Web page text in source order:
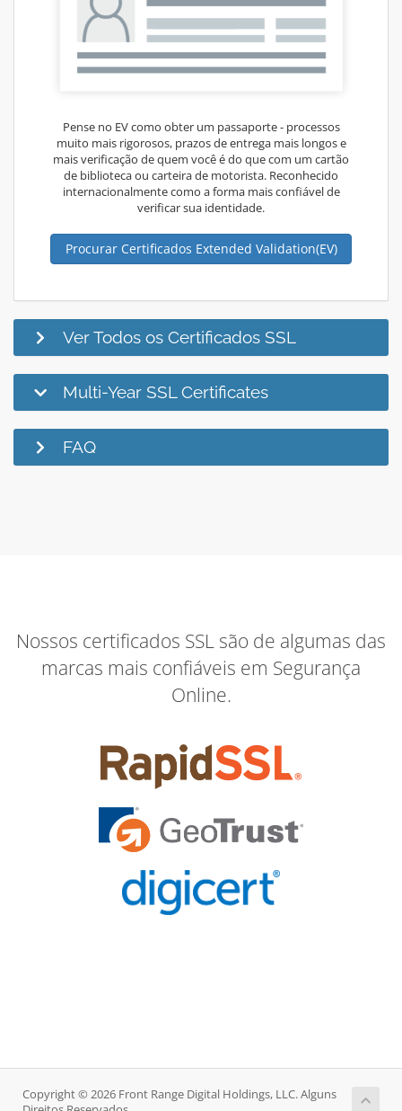
Pense no EV como obter um passaporte - processos
muito mais rigorosos, prazos de entrega mais longos e
mais verificação de quem você é do que com um cartão
de biblioteca ou carteira de motorista. Reconhecido
internacionalmente como a forma mais confiável de
verificar sua identidade.
Procurar Certificados Extended Validation(EV)
Ver Todos os Certificados SSL
Multi-Year SSL Certificates
FAQ
Nossos certificados SSL são de algumas das
marcas mais confiáveis em Segurança
Online.
Copyright © 2026 Front Range Digital Holdings, LLC. Alguns